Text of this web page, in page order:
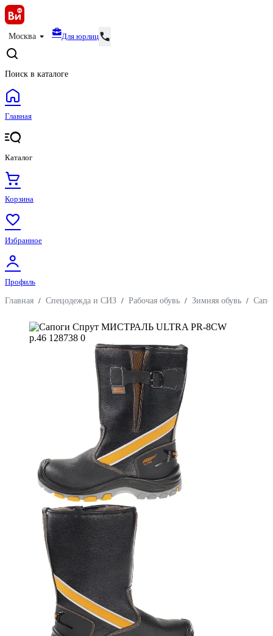
Москва Для юрлиц
Поиск в каталоге
Главная
Каталог
Корзина
Избранное
Профиль
Главная / Спецодежда и СИЗ / Рабочая обувь / Зимняя обувь /